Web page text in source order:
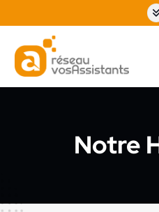
Notre